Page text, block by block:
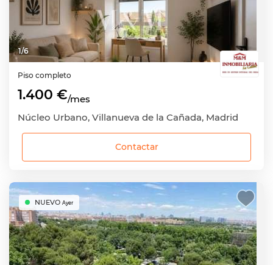
1/6
Piso completo
1.400 €/mes
Núcleo Urbano, Villanueva de la Cañada, Madrid
Contactar
NUEVO Ayer